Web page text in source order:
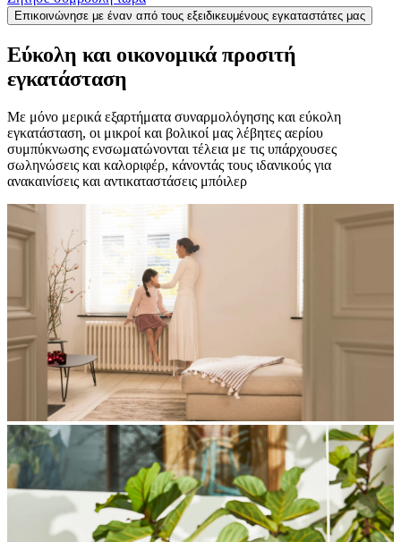
Επικοινώνησε με έναν από τους εξειδικευμένους εγκαταστάτες μας
Εύκολη και οικονομικά προσιτή
εγκατάσταση
Με μόνο μερικά εξαρτήματα συναρμολόγησης και εύκολη
εγκατάσταση, οι μικροί και βολικοί μας λέβητες αερίου
συμπύκνωσης ενσωματώνονται τέλεια με τις υπάρχουσες
σωληνώσεις και καλοριφέρ, κάνοντάς τους ιδανικούς για
ανακαινίσεις και αντικαταστάσεις μπόιλερ